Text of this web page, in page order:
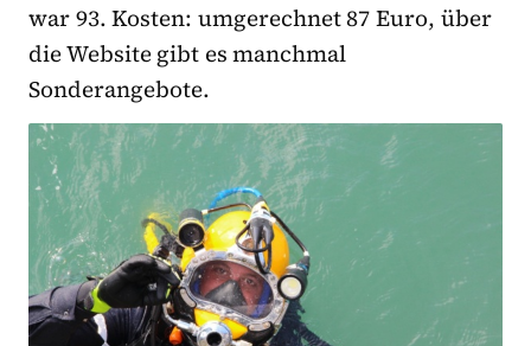
war 93. Kosten: umgerechnet 87 Euro, über
die Website gibt es manchmal
Sonderangebote.